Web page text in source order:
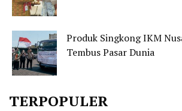
Produk Singkong IKM
Tembus Pasar Dunia
TERPOPULER